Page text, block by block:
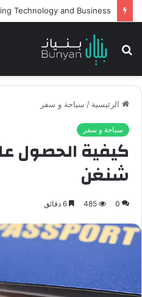
كيف تسهم سرعة التوصيل في
بحث
الرئيسية / سياحة و سفر
سياحة و سفر
كيفية الحصول
شنغن
0
485